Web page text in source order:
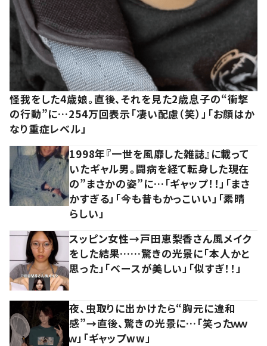
怪我をした4歳娘。直後、それを見た2歳息子の“衝撃
の行動”に…254万回表示「凄い配慮（笑）」「お顔はか
なり重症レベル」
1998年『一世を風靡した雑誌』に載って
いたギャル男。闘病を経て転身した現在
の”まさかの姿”に…「ギャップ！！」「まさ
かすぎる」「今も昔もかっこいい」「素晴
らしい」
スッピン女性→戸田恵梨香さん風メイク
をした結果……驚きの光景に「本人かと
思った」「ベースが美しい」「似すぎ！！」
夜、虫取りに出かけたら“胸元に違和
感”→直後、驚きの光景に…「笑ったｗｗ
ｗ」「ギャップww」